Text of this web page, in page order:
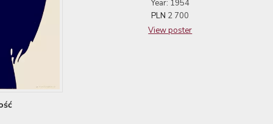
Year: 1954
PLN 2 700
View poster